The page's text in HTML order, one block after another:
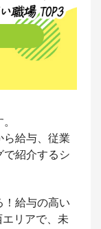
ら給与、従業
で紹介するシ
！給与の高い
リアで、未